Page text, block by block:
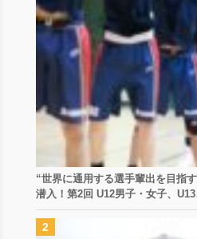
“世界に通用する選手輩出を目指
潜入！第2回 U12男子・女子、